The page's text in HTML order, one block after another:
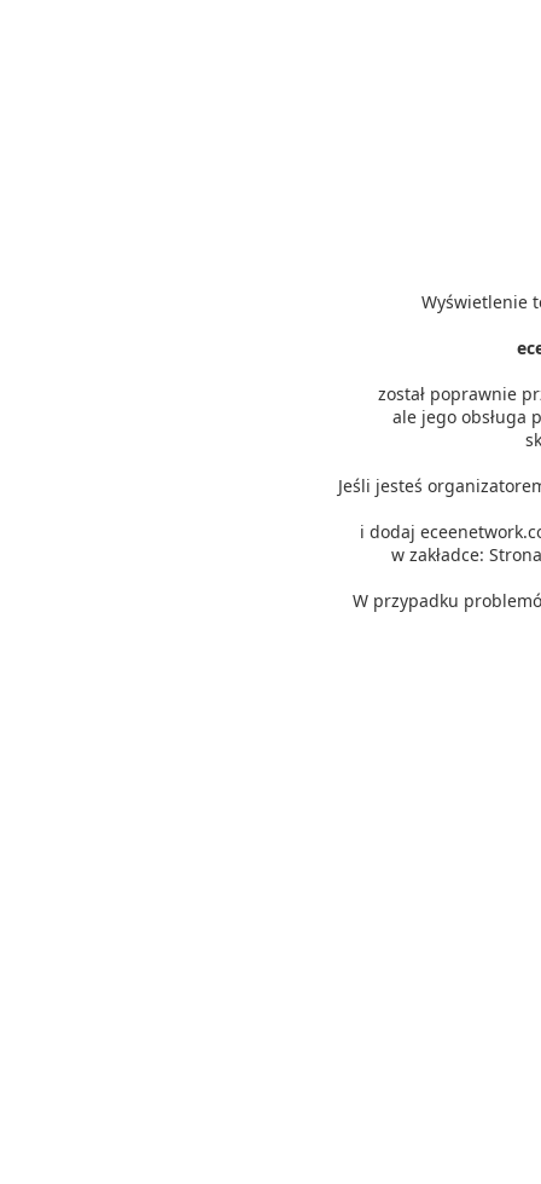
Wyświetlenie
został poprawnie
ale jego obsługa
Jeśli jesteś
i dodaj
w zakładce:
W przypadku